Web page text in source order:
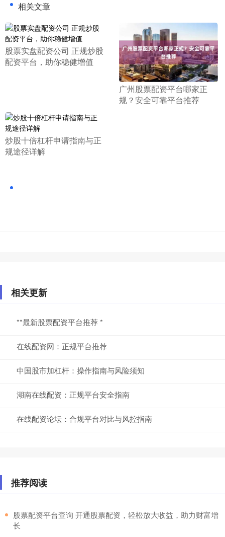
相关文章
​股票实盘配资公司 正规炒股
配资平台，助你稳健增值
​广州股票配资平台哪家正
规？安全可靠平台推荐
​炒股十倍杠杆申请指南与正
规途径详解
相关更新
**最新股票配资平台推荐 *
在线配资网：正规平台推荐
中国股市加杠杆：操作指南与风险须知
湖南在线配资：正规平台安全指南
在线配资论坛：合规平台对比与风控指南
推荐阅读
​股票配资平台查询 开通股票配资，轻松放大收益，助力财富增
长